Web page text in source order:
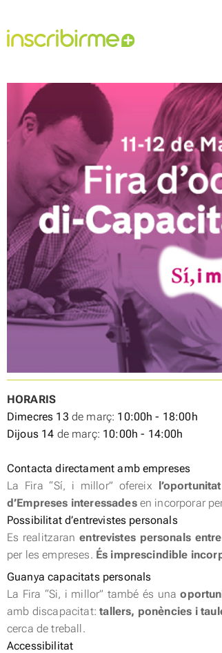
HORARIS
Dimecres 13 de març: 10:00h - 18:00h
Dijous 14 de març: 10:00h - 14:00h
Contacta directament amb empreses
La Fira “Sí, i millor” ofereix
d’Empreses interessadesen incorporar
Possibilitat d’entrevistes personals
Es realitzaranentrevistes personals
per les empreses. És imprescindible
Guanya capacitats personals
La Fira “Si, i millor” també és una
amb discapacitat: tallers, ponències i
cerca de treball.
Accessibilitat